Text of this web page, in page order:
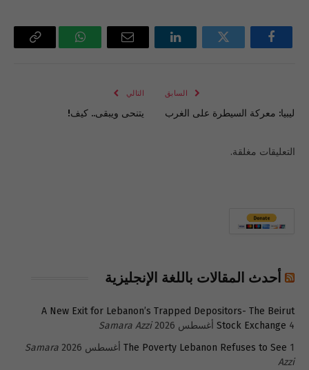
فيسبوك تويتر لينكدإن
البريد
واتساب Copy
السابق
ليبيا: معركة السيطرة على الغرب
التالي
يتنحى ويبقى.. كيف!
التعليقات مغلقة.
أحدث المقالات باللغة الإنجليزية
A New Exit for Lebanon’s Trapped Depositors- The Beirut
Stock Exchange 4 أغسطس 2026
Samara Azzi
The Poverty Lebanon Refuses to See 1 أغسطس 2026
Samara
Azzi